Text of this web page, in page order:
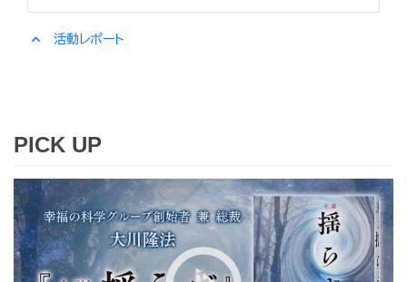
expand_less 活動レポート
PICK UP